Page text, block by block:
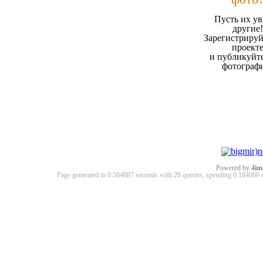
Пусть их
другие!
проекте
и
Powered by
Page generated in 0.584887 seconds with 28 queries, spending